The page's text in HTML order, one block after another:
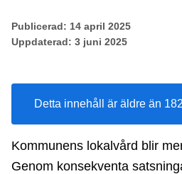
Publicerad: 14 april 2025
Uppdaterad: 3 juni 2025
Detta innehåll är äldre än
Kommunens lokalvård blir
Genom konsekventa